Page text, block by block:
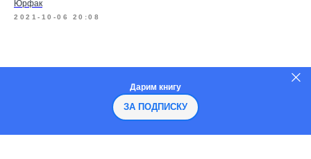
Юрфак
2021-10-06 20:08
Дарим книгу
ЗА ПОДПИСКУ